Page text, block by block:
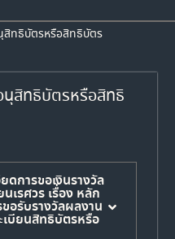
สิทธิบัตรหรือสิทธิบัตร
นุสิทธิบัตรหรือสิทธิ
ดการขอเงินรางวัล
เรศวร เรื่อง หลัก
รับรางวัลผลงาน
เบียนสิทธิบัตรหรือ